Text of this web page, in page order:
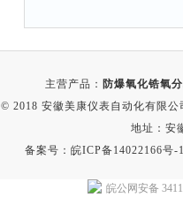
主营产品： 防爆氧化锆氧
© 2018 安徽美康仪表自动化有限
地址：安
备案号：皖ICP备14022166号-
皖公网安备